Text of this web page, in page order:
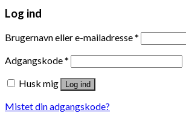
Log ind
Brugernavn eller e-mailadresse*
Adgangskode*
Husk mig
Log ind
Mistet din adgangskode?